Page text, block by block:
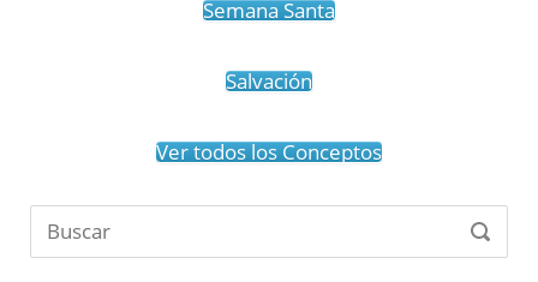
Semana Santa
Salvación
Ver todos los Conceptos
Buscar: